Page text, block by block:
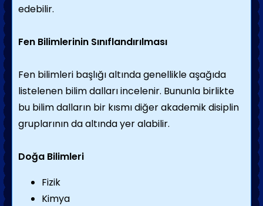
edebilir.
Fen Bilimlerinin Sınıflandırılması
Fen bilimleri başlığı altında genellikle aşağıda
listelenen bilim dalları incelenir. Bununla birlikte
bu bilim dalların bir kısmı diğer akademik disiplin
gruplarının da altında yer alabilir.
Doğa Bilimleri
Fizik
Kimya